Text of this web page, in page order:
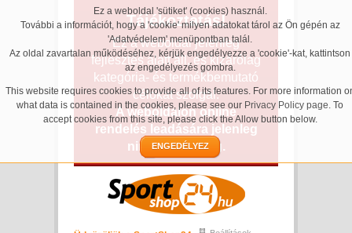
Ez a weboldal 'sütiket' (cookies) használ.
További a információt, hogy a 'cookie' milyen adatokat tárol az Ön gépén az
'Adatvédelem' menüpontban talál.
Az oldal zavartalan működéséhez, kérjük engedélyezze a 'cookie'-kat, kattintson
az engedélyezés gombra.
This website requires cookies to provide all of its features. For more information
what data is contained in the cookies, please see our Privacy Policy page. To
accept cookies from this site, please click the Allow button below.
ENGEDÉLYEZ
Tájékoztatás!
Ez a weboldal jelenleg
fejlesztés alatt áll, és kizárólag
kategória- és termékbemutató
célokat szolgál.
A weboldalon online
rendelés leadására jelenleg
nincs lehetőség.